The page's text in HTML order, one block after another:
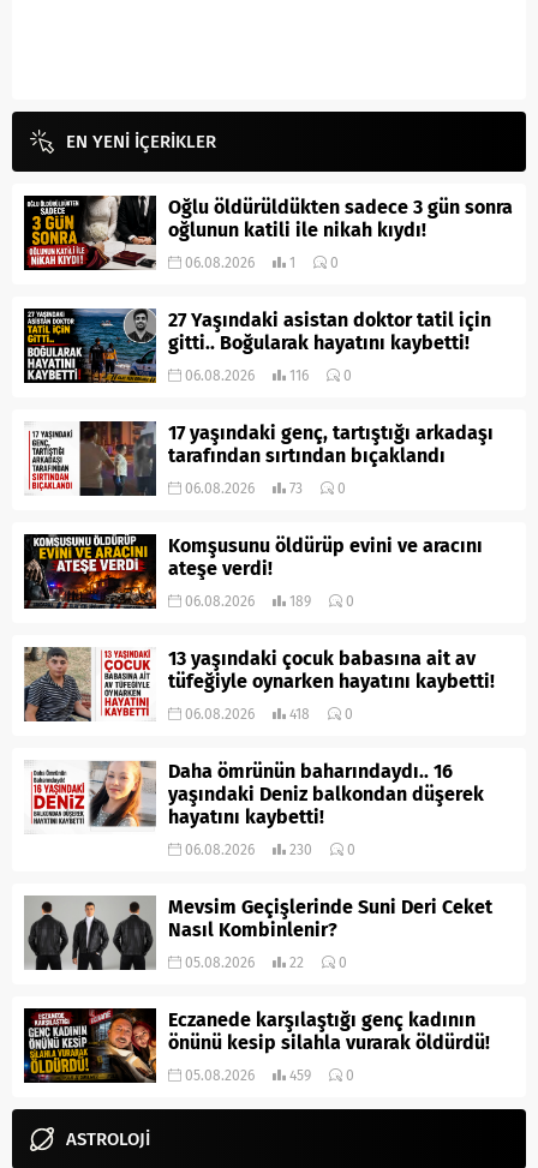
EN YENİ İÇERİKLER
Oğlu öldürüldükten sadece 3 gün sonra
oğlunun katili ile nikah kıydı!
06.08.2026 1 0
27 Yaşındaki asistan doktor tatil için
gitti.. Boğularak hayatını kaybetti!
06.08.2026 116 0
17 yaşındaki genç, tartıştığı arkadaşı
tarafından sırtından bıçaklandı
06.08.2026 73 0
Komşusunu öldürüp evini ve aracını
ateşe verdi!
06.08.2026 189 0
13 yaşındaki çocuk babasına ait av
tüfeğiyle oynarken hayatını kaybetti!
06.08.2026 418 0
Daha ömrünün baharındaydı.. 16
yaşındaki Deniz balkondan düşerek
hayatını kaybetti!
06.08.2026 230 0
Mevsim Geçişlerinde Suni Deri Ceket
Nasıl Kombinlenir?
05.08.2026 22 0
Eczanede karşılaştığı genç kadının
önünü kesip silahla vurarak öldürdü!
05.08.2026 459 0
ASTROLOJİ